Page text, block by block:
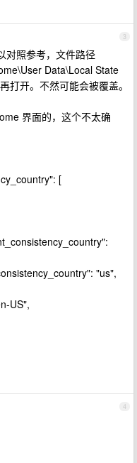
3
对照参考，文件路径
Data\Local State
打开。不然可能会被覆盖。
界面的，这个不太确
[
"us",
US",
4